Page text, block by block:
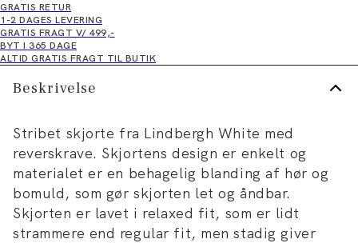
GRATIS RETUR
1-2 DAGES LEVERING
GRATIS FRAGT V/ 499,-
BYT I 365 DAGE
ALTID GRATIS FRAGT TIL BUTIK
Beskrivelse
Stribet skjorte fra Lindbergh White med
reverskrave. Skjortens design er enkelt og
materialet er en behagelig blanding af hør og
bomuld, som gør skjorten let og åndbar.
Skjorten er lavet i relaxed fit, som er lidt
strammere end regular fit, men stadig giver